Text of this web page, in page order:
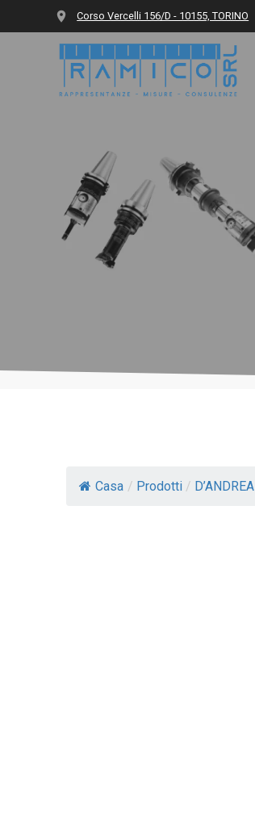
Corso Vercelli 156/D - 10155, TORINO
Casa / Prodotti / D’ANDREA